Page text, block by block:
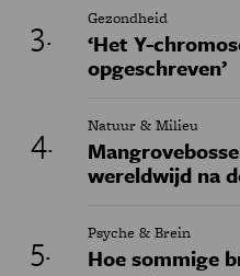
Gezondheid
‘Het Y-
opgeschreven’
Natuur & Milieu
wereldwijd na
Psyche & Brein
Hoe sommige